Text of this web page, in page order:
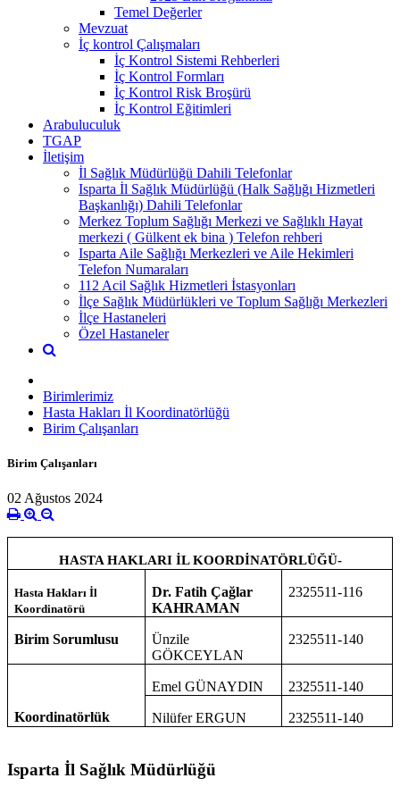
Temel Değerler
Mevzuat
İç kontrol Çalışmaları
İç Kontrol Sistemi Rehberleri
İç Kontrol Formları
İç Kontrol Risk Broşürü
İç Kontrol Eğitimleri
Arabuluculuk
TGAP
İletişim
İl Sağlık Müdürlüğü Dahili Telefonlar
Isparta İl Sağlık Müdürlüğü (Halk Sağlığı Hizmetleri
Başkanlığı) Dahili Telefonlar
Merkez Toplum Sağlığı Merkezi ve Sağlıklı Hayat
merkezi ( Gülkent ek bina ) Telefon rehberi
Isparta Aile Sağlığı Merkezleri ve Aile Hekimleri
Telefon Numaraları
112 Acil Sağlık Hizmetleri İstasyonları
İlçe Sağlık Müdürlükleri ve Toplum Sağlığı Merkezleri
İlçe Hastaneleri
Özel Hastaneler
Birimlerimiz
Hasta Hakları İl Koordinatörlüğü
Birim Çalışanları
Birim Çalışanları
02 Ağustos 2024
HASTA HAKLARI İL KOORDİNATÖRLÜĞÜ-
Hasta Hakları İl
Koordinatörü
Dr. Fatih Çağlar
KAHRAMAN
2325511-116
Birim Sorumlusu
Ünzile
GÖKCEYLAN
2325511-140
Koordinatörlük
Emel GÜNAYDIN 2325511-140
Nilüfer ERGUN 2325511-140
Isparta İl Sağlık Müdürlüğü